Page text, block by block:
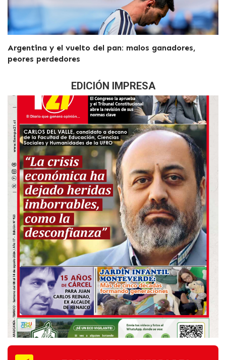
Argentina y el vuelto del pan: malos ganadores,
peores perdedores
EDICIÓN IMPRESA